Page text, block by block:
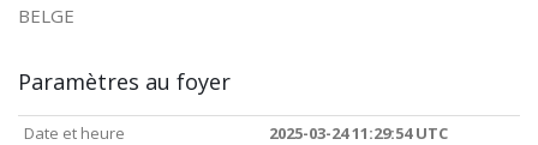
BELGE
Paramètres au foyer
Date et heure 2025-03-24 11:29:54 UTC